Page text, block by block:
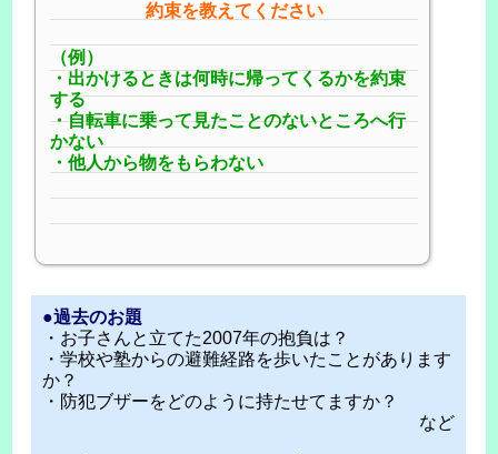
約束を教えてください
（例）
・出かけるときは何時に帰ってくるかを約束
する
・自転車に乗って見たことのないところへ行
かない
・他人から物をもらわない
●過去のお題
・お子さんと立てた2007年の抱負は？
・学校や塾からの避難経路を歩いたことがあります
か？
・防犯ブザーをどのように持たせてますか？
など